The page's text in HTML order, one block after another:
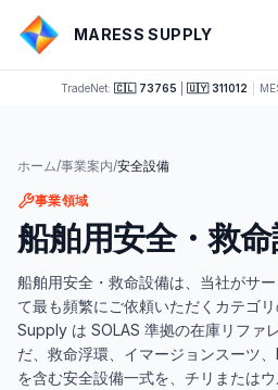
MARESS SUPPLY
TradeNet: 🇨🇱 73765 🇺🇾 311012
ホーム/事業案内/安全設備
事業領域
船舶用安全・救
船舶用安全・救命設備は、当社がサ
て最も頻繁にご依頼いただくカテゴ
Supply は SOLAS 準拠の在庫リファ
だ、救命浮環、イマージョンスーツ
を含む安全設備一式を、チリまたは